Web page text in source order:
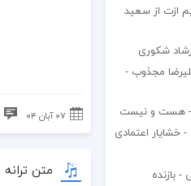
ازت از سعید
شکوری
مجذوب -
- هست و نیست
خشایار اعتمادی
- بازنده
۰۷ آبان ۰۴
متن ترانه